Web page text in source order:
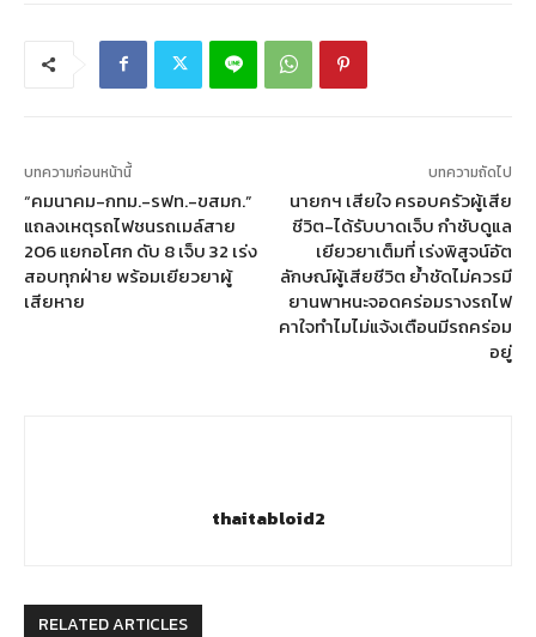
บทความก่อนหน้านี้
“คมนาคม-กทม.-รฟท.-ขสมก.”
แถลงเหตุรถไฟชนรถเมล์สาย
206 แยกอโศก ดับ 8 เจ็บ 32 เร่ง
สอบทุกฝ่าย พร้อมเยียวยาผู้
เสียหาย
บทความถัดไป
นายกฯ เสียใจ ครอบครัวผู้เสีย
ชีวิต-ได้รับบาดเจ็บ กำชับดูแล
เยียวยาเต็มที่ เร่งพิสูจน์อัต
ลักษณ์ผู้เสียชีวิต ย้ำชัดไม่ควรมี
ยานพาหนะจอดคร่อมรางรถไฟ
คาใจทำไมไม่แจ้งเตือนมีรถคร่อม
อยู่
thaitabloid2
RELATED ARTICLES